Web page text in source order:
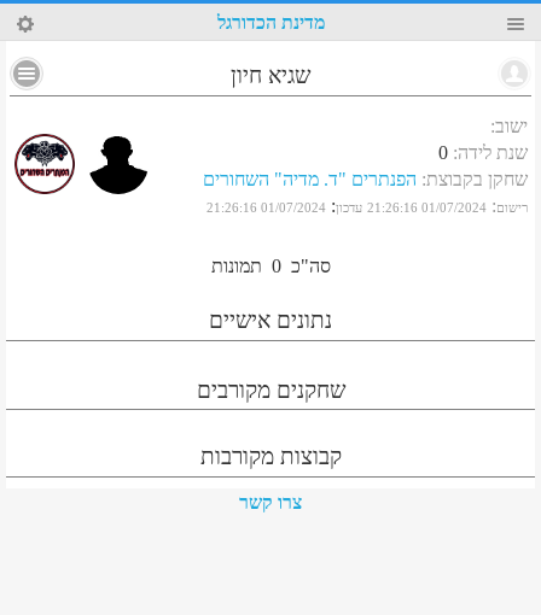
6 מדינת הכדורגל
שגיא חיון
ישוב:
שנת לידה:
0
שחקן בקבוצת: הפנתרים "ד. מדיה" השחורים
רישום:
01/07/2024 21:26:16 עדכון:
01/07/2024 21:26:16
סה"כ 0 תמונות
נתונים אישיים
שחקנים מקורבים
קבוצות מקורבות
צרו קשר